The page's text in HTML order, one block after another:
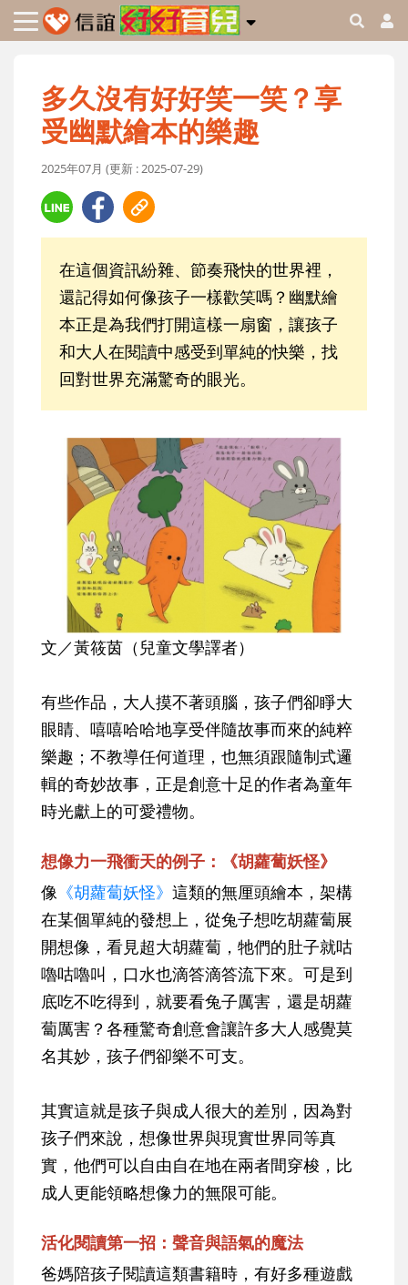
多久沒有好好笑一笑？享
受幽默繪本的樂趣
2025年07月 (更新 : 2025-07-29)
在這個資訊紛雜、節奏飛快的世界裡，
還記得如何像孩子一樣歡笑嗎？幽默繪
本正是為我們打開這樣一扇窗，讓孩子
和大人在閱讀中感受到單純的快樂，找
回對世界充滿驚奇的眼光。
文／黃筱茵（兒童文學譯者）
有些作品，大人摸不著頭腦，孩子們卻睜大
眼睛、嘻嘻哈哈地享受伴隨故事而來的純粹
樂趣；不教導任何道理，也無須跟隨制式邏
輯的奇妙故事，正是創意十足的作者為童年
時光獻上的可愛禮物。
想像力一飛衝天的例子：
《胡蘿蔔妖怪》
像 《胡蘿蔔妖怪》 這類的無厘頭繪本，架構
在某個單純的發想上，從兔子想吃胡蘿蔔展
開想像，看見超大胡蘿蔔，牠們的肚子就咕
嚕咕嚕叫，口水也滴答滴答流下來。可是到
底吃不吃得到，就要看兔子厲害，還是胡蘿
蔔厲害？各種驚奇創意會讓許多大人感覺莫
名其妙，孩子們卻樂不可支。
其實這就是孩子與成人很大的差別，因為對
孩子們來說，想像世界與現實世界同等真
實，他們可以自由自在地在兩者間穿梭，比
成人更能領略想像力的無限可能。
活化閱讀第一招：聲音與語氣的魔法
爸媽陪孩子閱讀這類書籍時，有好多種遊戲